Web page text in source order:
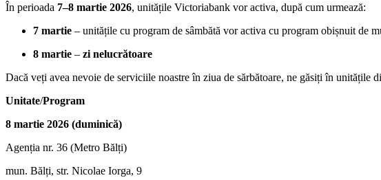
În perioada 7–8 martie 2026, unitățile Victoriabank vor activa, după cum urmează:
7 martie – unitățile cu program de sâmbătă vor activa cu program obișnuit de
8 martie – zi nelucrătoare
Dacă veți avea nevoie de serviciile noastre în ziua de sărbătoare, ne găsiți în
Unitate/Program
8 martie 2026 (duminică)
Agenția nr. 36 (Metro Bălți)
mun. Bălți, str. Nicolae Iorga, 9